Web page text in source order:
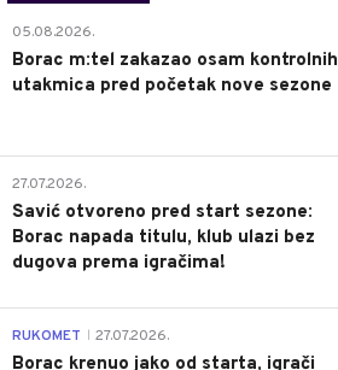
05.08.2026.
Borac m:tel zakazao osam kontrolnih
utakmica pred početak nove sezone
27.07.2026.
Savić otvoreno pred start sezone:
Borac napada titulu, klub ulazi bez
dugova prema igračima!
RUKOMET 27.07.2026.
Borac krenuo jako od starta, igrači